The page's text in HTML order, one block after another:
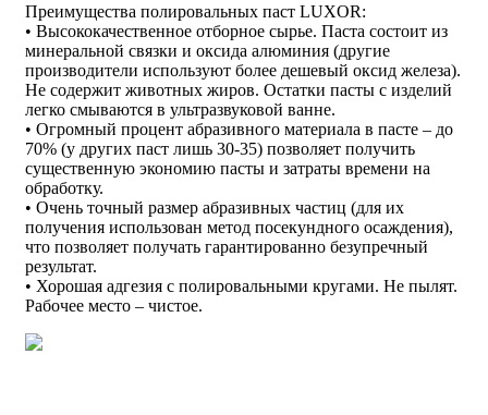
Преимущества полировальных паст LUXOR:
• Высококачественное отборное сырье. Паста состоит из
минеральной связки и оксида алюминия (другие
производители используют более дешевый оксид железа).
Не содержит животных жиров. Остатки пасты с изделий
легко смываются в ультразвуковой ванне.
• Огромный процент абразивного материала в пасте – до
70% (у других паст лишь 30-35) позволяет получить
существенную экономию пасты и затраты времени на
обработку.
• Очень точный размер абразивных частиц (для их
получения использован метод посекундного осаждения),
что позволяет получать гарантированно безупречный
результат.
• Хорошая адгезия с полировальными кругами. Не пылят.
Рабочее место – чистое.